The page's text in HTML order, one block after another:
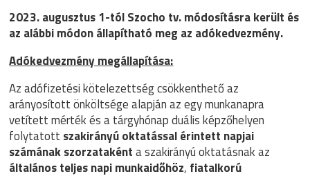
2023. augusztus 1-tól Szocho tv. módosításra került és
az alábbi módon állapítható meg az adókedvezmény.
Adókedvezmény megállapítása:
Az adófizetési kötelezettség csökkenthető az
arányosított önköltsége alapján az egy munkanapra
vetített mérték és a tárgyhónap duális képzőhelyen
folytatott szakirányú oktatással érintett napjai
számának szorzatakénta szakirányú oktatásnak az
általános teljes napi munkaidőhöz, fiatalkorú